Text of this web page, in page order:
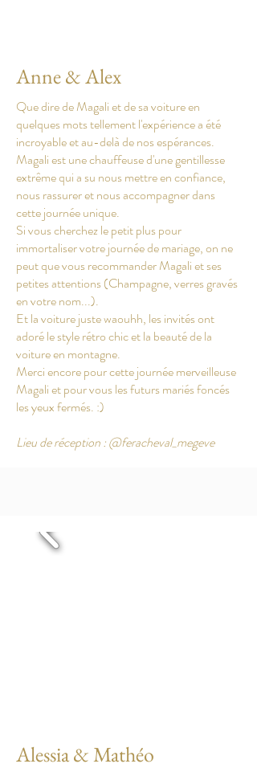
Anne & Alex
Que dire de Magali et de sa voiture en
quelques mots tellement l'expérience a été
incroyable et au-delà de nos espérances.
Magali est une chauffeuse d'une gentillesse
extrême qui a su nous mettre en confiance,
nous rassurer et nous accompagner dans
cette journée unique.
Si vous cherchez le petit plus pour
immortaliser votre journée de mariage, on ne
peut que vous recommander Magali et ses
petites attentions (Champagne, verres gravés
en votre nom...).
Et la voiture juste waouhh, les invités ont
adoré le style rétro chic et la beauté de la
voiture en montagne.
Merci encore pour cette journée merveilleuse
Magali et pour vous les futurs mariés foncés
les yeux fermés. :)
Lieu de réception : @feracheval_megeve
Alessia & Mathéo